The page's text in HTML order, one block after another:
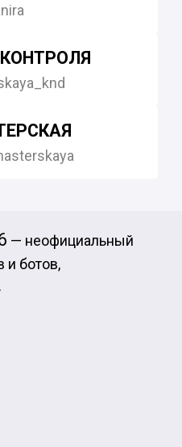
— неофициальный
и ботов,